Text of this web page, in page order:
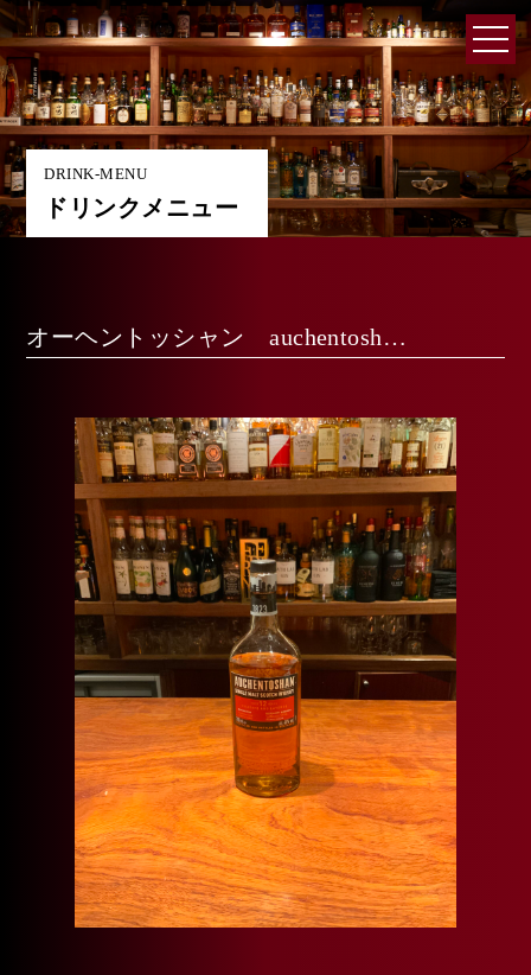
DRINK-MENU
ドリンクメニュー
オーヘントッシャン auchentosh…